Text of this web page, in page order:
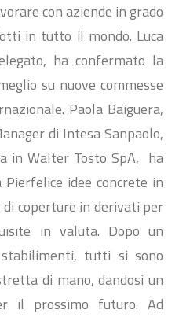
con aziende in grado
in tutto il mondo. Luca
ha confermato la
su nuove commesse
Paola Baiguera,
di Intesa Sanpaolo,
in Walter Tosto SpA, ha
Pierfelice idee concrete in
coperture in derivati per
in valuta. Dopo un
tutti si sono
di mano, dandosi un
il prossimo futuro. Ad